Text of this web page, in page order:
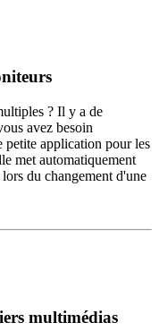
? Il y a de
avez besoin
petite application pour les
met automatiquement
du changement d'une
multimédias